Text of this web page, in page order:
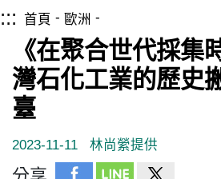
:::僑務電子
07:00 京劇女伶成為
07:00台中東興國小
06:00高流泰國音樂
05:00新加坡米其林
10:00
2026年國際少
09:25
僑委會出國視
首頁 歐洲
《在聚合世代採集
灣石化工業的歷史
臺
2023-11-11 林尚縈提供